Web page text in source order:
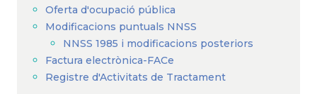
Oferta d'ocupació pública
Modificacions puntuals NNSS
NNSS 1985 i modificacions posteriors
Factura electrònica-FACe
Registre d'Activitats de Tractament